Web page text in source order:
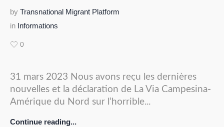
by Transnational Migrant Platform
in Informations
0
31 mars 2023 Nous avons reçu les dernières
nouvelles et la déclaration de La Via Campesina-
Amérique du Nord sur l’horrible...
Continue reading...